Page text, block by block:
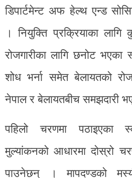
डिपार्टमेन्ट अफ हेल्थ एन्ड
। नियुक्ति प्रक्रियाका
रोजगारीका लागि छनोट भएका
शोध भर्ना समेत बेलायतको
नेपाल र बेलायतबीच समझदारी
पहिलो चरणमा पठाइएका
मुल्यांकनको आधारमा दोस्रो
पाउनेछन् । मापदण्डको